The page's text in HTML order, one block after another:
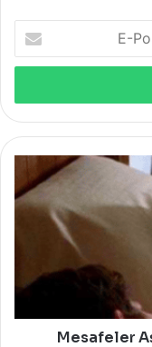
E-
Posta
adresinizi
Mesafeler
Aşka
Engel
Mesafe
İlişkisinin
İyi
Hissettirdiğine
Mesafeler